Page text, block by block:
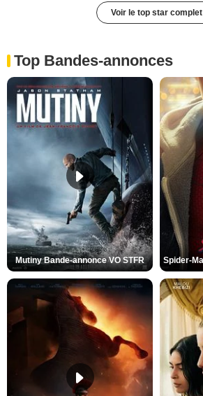
Voir le top star complet
Top Bandes-annonces
Mutiny Bande-annonce VO STFR